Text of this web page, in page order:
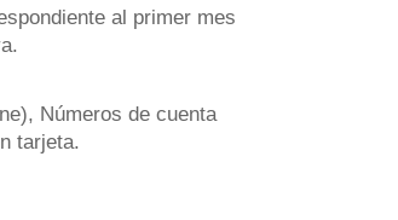
al primer mes
Números de cuenta
tarjeta.